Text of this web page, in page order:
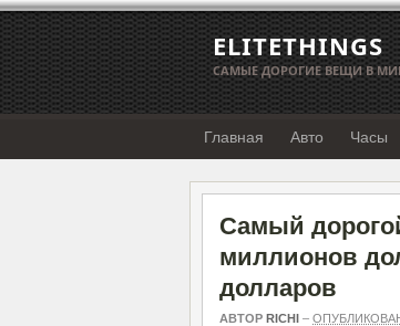
ELITETHINGS
САМЫЕ ДОРОГИЕ ВЕЩИ В
Главная Авто Часы
Самый
миллионов
долларов
АВТОР RICHI –